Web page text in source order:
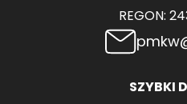
REGON:
SZYBKI